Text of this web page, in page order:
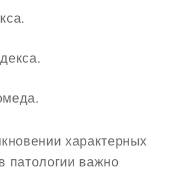
характерных
патологии важно